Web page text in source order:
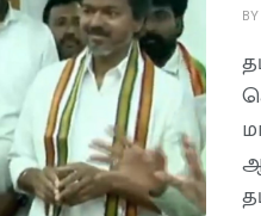
BY